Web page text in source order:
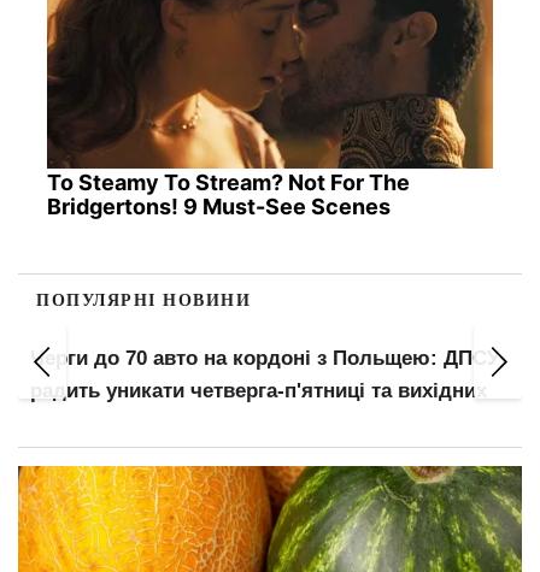
To Steamy To Stream? Not For The
Bridgertons! 9 Must-See Scenes
ПОПУЛЯРНІ НОВИНИ
Черги до 70 авто на кордоні з Польщею: ДПСУ
радить уникати четверга-п'ятниці та вихідних